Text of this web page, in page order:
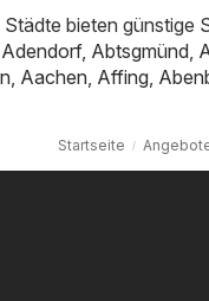
bieten günstige
Adendorf, Abtsgmünd
Aachen Affing
Startseite